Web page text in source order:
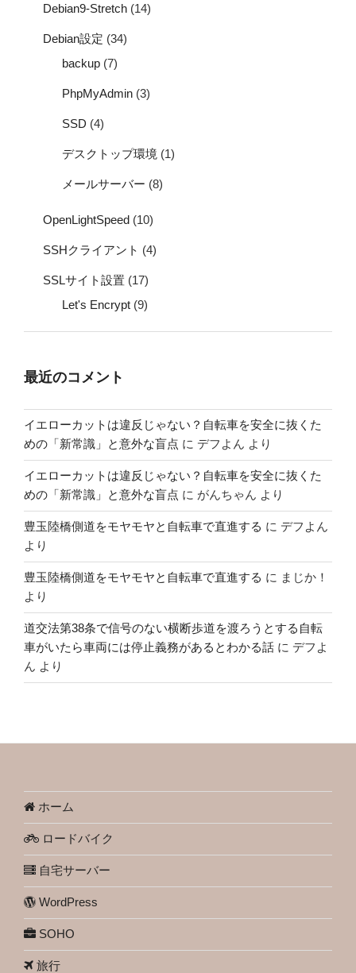
Debian9-Stretch (14)
Debian設定 (34)
backup (7)
PhpMyAdmin (3)
SSD (4)
デスクトップ環境 (1)
メールサーバー (8)
OpenLightSpeed (10)
SSHクライアント (4)
SSLサイト設置 (17)
Let's Encrypt (9)
最近のコメント
イエローカットは違反じゃない？自転車を安全に抜くた
めの「新常識」と意外な盲点 に デフよん より
イエローカットは違反じゃない？自転車を安全に抜くた
めの「新常識」と意外な盲点 に がんちゃん より
豊玉陸橋側道をモヤモヤと自転車で直進する に デフよん
より
豊玉陸橋側道をモヤモヤと自転車で直進する に まじか！
より
道交法第38条で信号のない横断歩道を渡ろうとする自転
車がいたら車両には停止義務があるとわかる話 に デフよ
ん より
ホーム
ロードバイク
自宅サーバー
WordPress
SOHO
旅行